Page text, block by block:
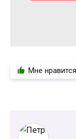
Мне нравится